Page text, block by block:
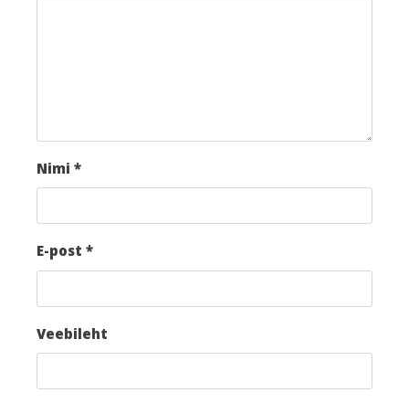
Nimi *
E-post *
Veebileht